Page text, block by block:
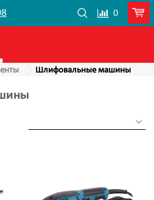
0
Шлифовальные машины